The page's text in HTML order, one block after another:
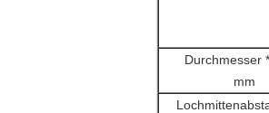
Durchmesser
mm